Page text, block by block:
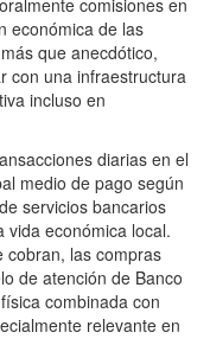
económica de las
que anecdótico,
con una infraestructura
incluso en
diarias en el
medio de pago según
servicios bancarios
vida económica local.
cobran, las compras
de atención de Banco
combinada con
relevante en